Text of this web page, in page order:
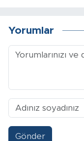
Yorumlar
Gönder